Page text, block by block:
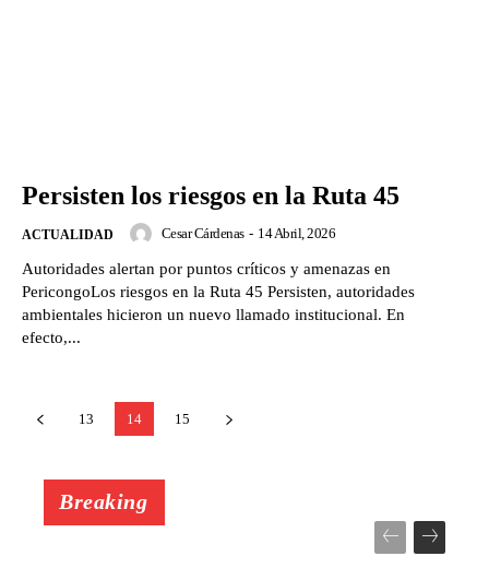
Persisten los riesgos en la Ruta 45
ACTUALIDAD Cesar Cárdenas - 14 Abril, 2026
Autoridades alertan por puntos críticos y amenazas en
PericongoLos riesgos en la Ruta 45 Persisten, autoridades
ambientales hicieron un nuevo llamado institucional. En
efecto,...
13 14 15
Breaking